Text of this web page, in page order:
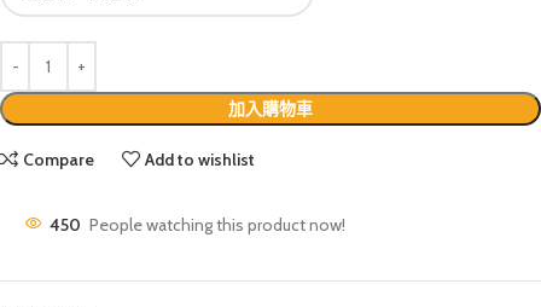
加入購物車
Compare Add to wishlist
450 People watching this product now!